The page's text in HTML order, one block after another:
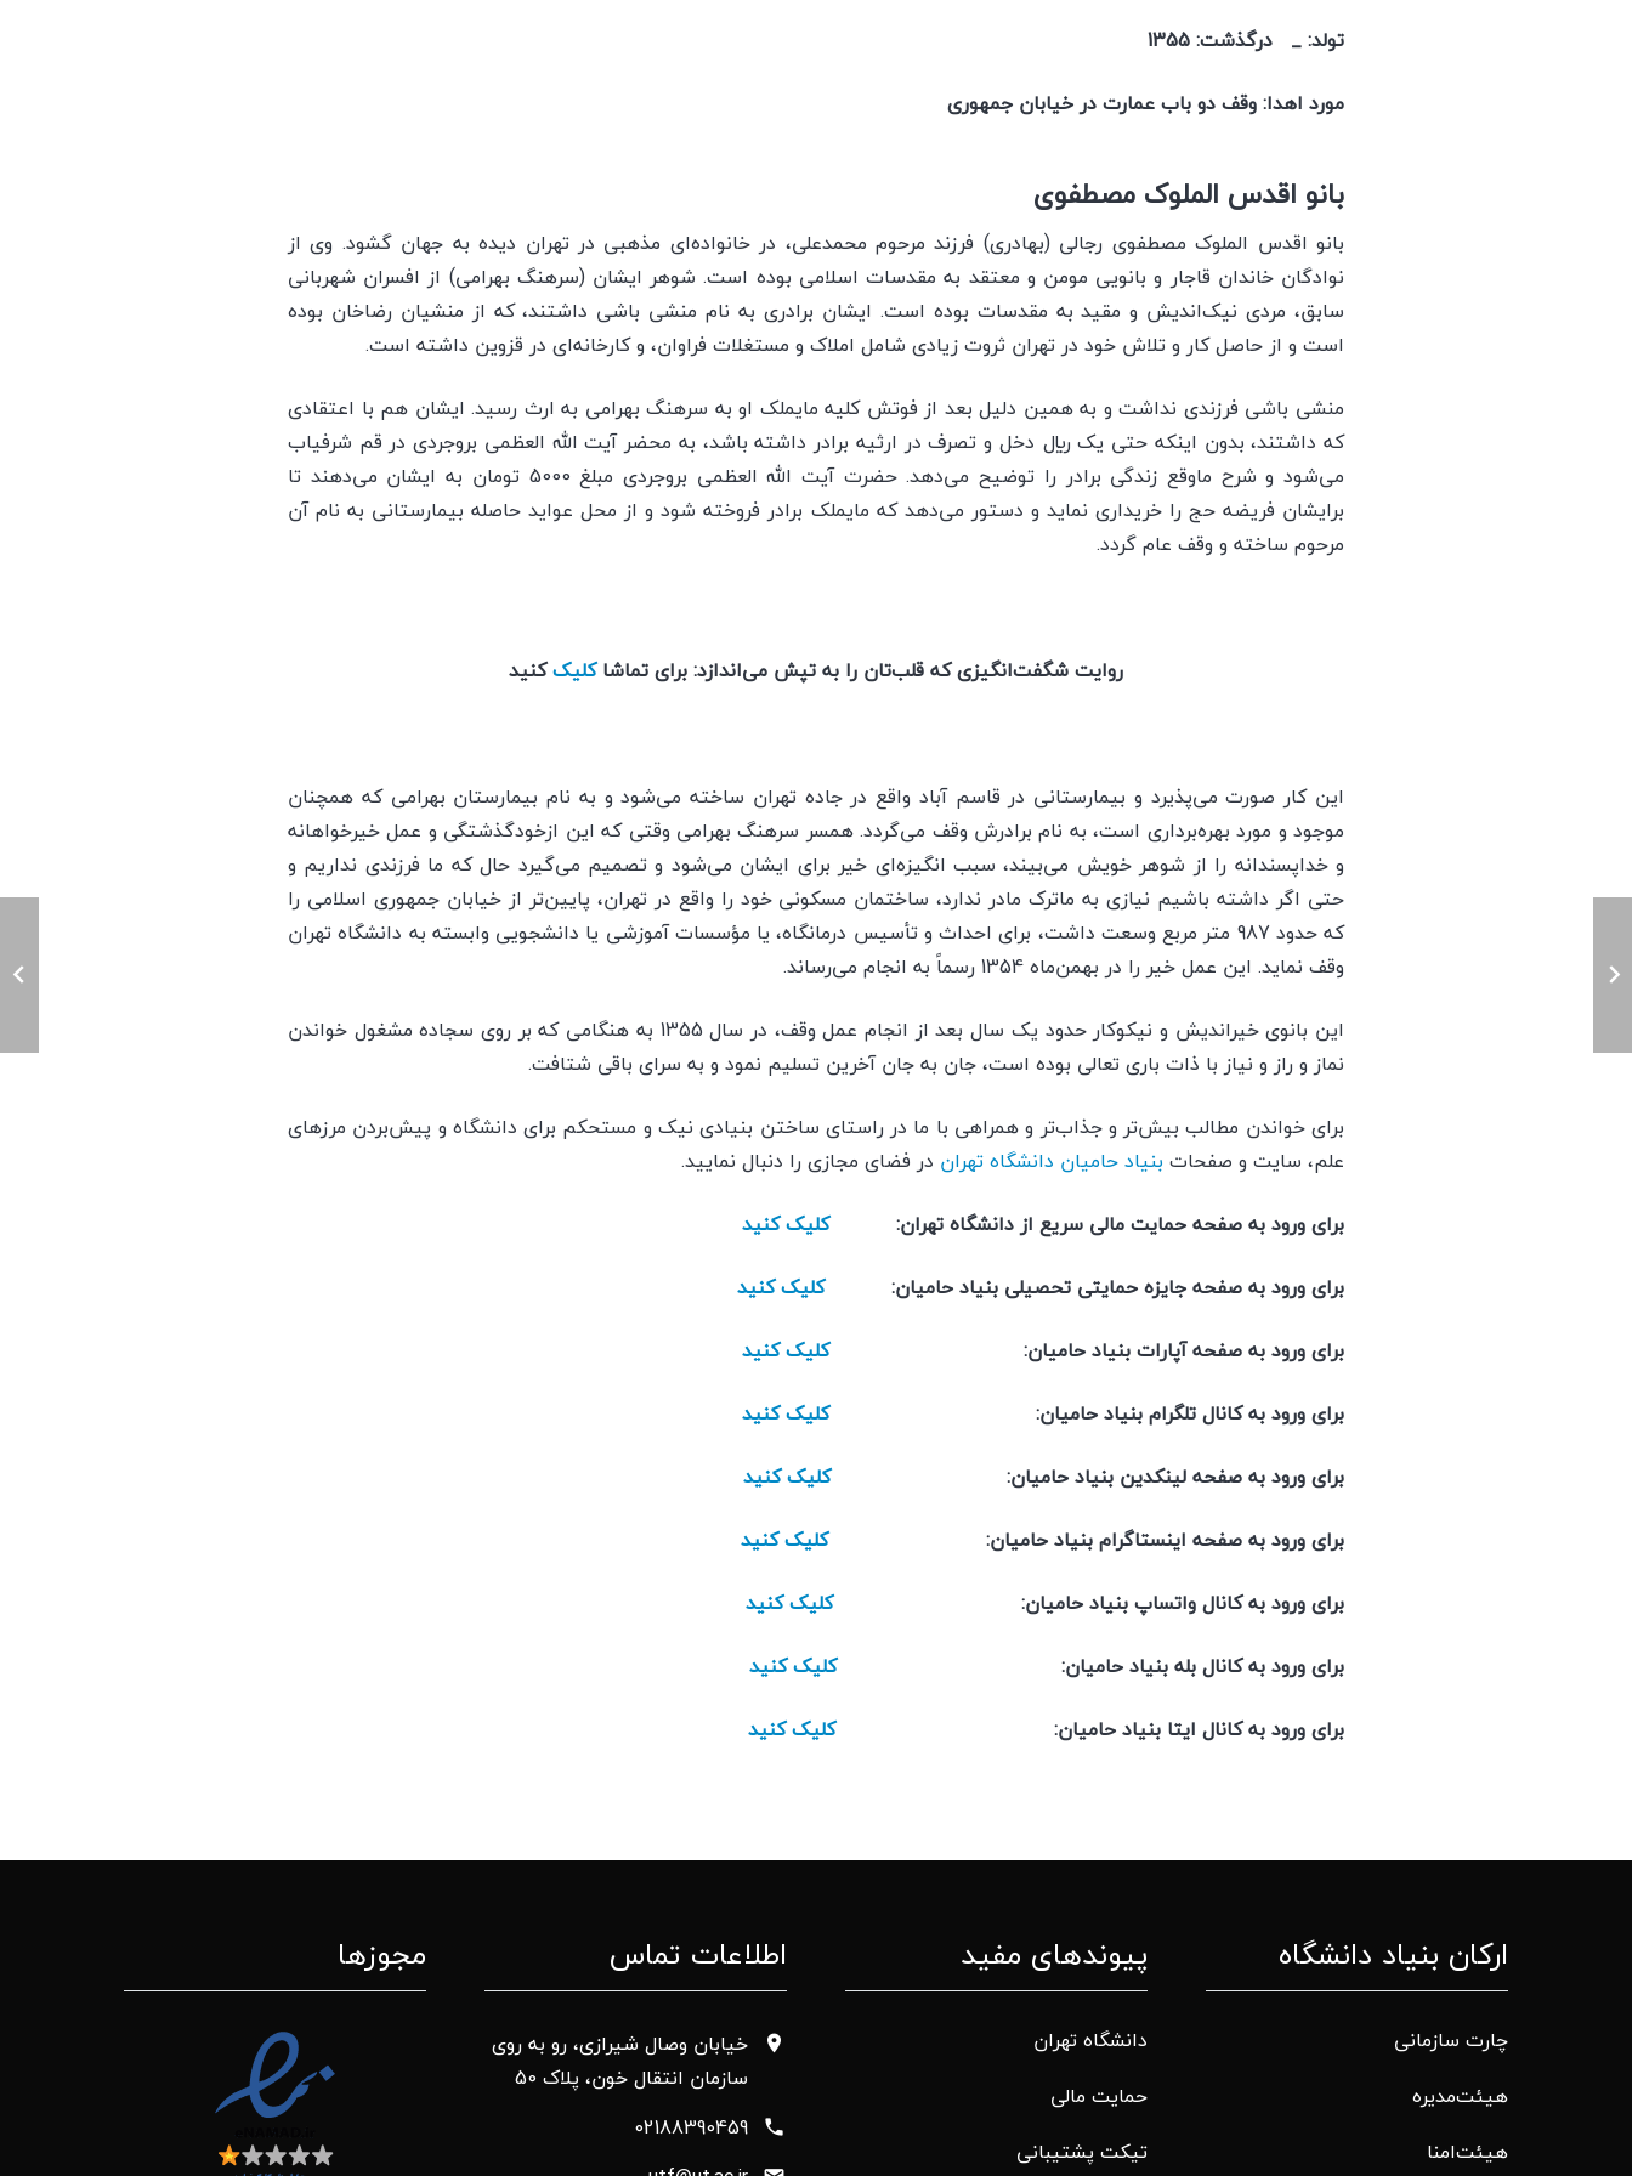
تولد: _ درگذشت: 1355
مورد اهدا: وقف دو باب عمارت در خیابان جمهوری
بانو اقدس الملوک مصطفوی
بانو اقدس الملوک مصطفوی رجالی (بهادری) فرزند مرحوم محمدعلی، در خانواده‌ای مذهبی در تهران ديده به جهان گشود. وی از
نوادگان خاندان قاجار و بانویی مومن و معتقد به مقدسات اسلامی بوده است. شوهر ايشان (سرهنگ بهرامی) از افسران شهربانی
سابق، مردی نيک‌انديش و مقيد به مقدسات بوده است. ايشان برادری به نام منشی باشی داشتند، كه از منشيان رضاخان بوده
است و از حاصل كار و تلاش خود در تهران ثروت زيادی شامل املاک و مستغلات فراوان، و كارخانه‌ای در قزوين داشته است.
منشی باشی فرزندی نداشت و به همين دليل بعد از فوتش كليه مايملک او به سرهنگ بهرامی به ارث رسید. ايشان هم با اعتقادی
كه داشتند، بدون اينکه حتی يک ريال دخل و تصرف در ارثيه برادر داشته باشد، به محضر آيت الله العظمی بروجردی در قم شرفياب
می‌شود و شرح ماوقع زندگی برادر را توضيح می‌دهد. حضرت آيت الله العظمی بروجردی مبلغ 5000 تومان به ايشان می‌دهند تا
برايشان فريضه حج را خريداری نمايد و دستور می‌دهد كه مايملک برادر فروخته شود و از محل عوايد حاصله بيمارستانی به نام آن
مرحوم ساخته و وقف عام گردد.
روایت شگفت‌انگیزی که قلب‌تان را به تپش می‌اندازد: برای تماشاکلیککنید
اين كار صورت می‌پذيرد و بيمارستانی در قاسم آباد واقع در جاده تهران ساخته می‌شود و به نام بيمارستان بهرامی كه همچنان
موجود و مورد بهره‌برداری است، به نام برادرش وقف می‌گردد. همسر سرهنگ بهرامی وقتی كه اين ازخودگذشتگی و عمل خيرخواهانه
و خداپسندانه را از شوهر خويش می‌بيند، سبب انگيزه‌ای خير برای ايشان می‌شود و تصميم می‌گيرد حال كه ما فرزندی نداريم و
حتی اگر داشته باشيم نيازی به ماترک مادر ندارد، ساختمان مسکونی خود را واقع در تهران، پایين‌تر از خيابان جمهوری اسلامی را
که حدود 987 متر مربع وسعت داشت، برای احداث و تأسيس درمانگاه، يا مؤسسات آموزشی يا دانشجویی وابسته به دانشگاه تهران
وقف نمايد. اين عمل خير را در بهمن‌ماه 1354 رسماً به انجام می‌رساند.
اين بانوی خيرانديش و نيکوكار حدود يک سال بعد از انجام عمل وقف، در سال 1355 به هنگامی که بر روی سجاده مشغول خواندن
نماز و راز و نياز با ذات باری تعالی بوده است، جان به جان آخرين تسليم نمود و به سرای باقی شتافت.
برای خواندن مطالب بیش‌تر و جذاب‌تر و همراهی با ما در راستای ساختن بنیادی نیک و مستحکم برای دانشگاه و پیش‌بردن مرزهای
علم، سایت و صفحات بنیاد حامیان دانشگاه تهران در فضای مجازی را دنبال نمایید.
برای ورود به صفحه حمایت مالی سریع از دانشگاه تهران:کلیک کنید
برای ورود به صفحه جایزه حمایتی تحصیلی بنیاد حامیان:کلیک کنید
برای ورود به صفحه آپارات بنیاد حامیان:کلیک کنید
برای ورود به کانال تلگرام بنیاد حامیان:کلیک کنید
برای ورود به صفحه لینکدین بنیاد حامیان:کلیک کنید
برای ورود به صفحه اینستاگرام بنیاد حامیان:کلیک کنید
برای ورود به کانال واتساپ بنیاد حامیان:کلیک کنید
برای ورود به کانال بله بنیاد حامیان:کلیک کنید
برای ورود به کانال ایتا بنیاد حامیان:کلیک کنید
ارکان بنیاد دانشگاه
چارت سازمانی
هیئت‌مدیره
هیئت‌امنا
پیوندهای مفید
دانشگاه تهران
حمایت مالی
تیکت پشتیبانی
اطلاعات تماس
خیابان وصال شیرازی، رو به روی
سازمان انتقال خون، پلاک 50
02188390459
مجوزها